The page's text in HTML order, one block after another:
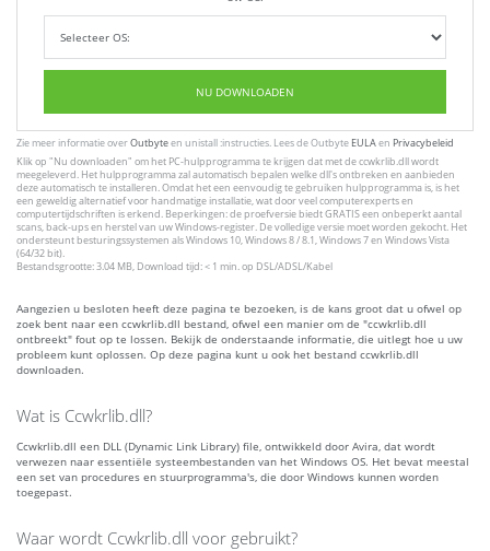
NU DOWNLOADEN
Zie meer informatie overOutbyteen unistall :instructies. Lees de Outbyte EULAen Privacybeleid
Klik op "Nu downloaden" om het PC-hulpprogramma te krijgen dat met de ccwkrlib.dll wordt
meegeleverd. Het hulpprogramma zal automatisch bepalen welke dll's ontbreken en aanbieden
deze automatisch te installeren. Omdat het een eenvoudig te gebruiken hulpprogramma is, is het
een geweldig alternatief voor handmatige installatie, wat door veel computerexperts en
computertijdschriften is erkend. Beperkingen: de proefversie biedt GRATIS een onbeperkt aantal
scans, back-ups en herstel van uw Windows-register. De volledige versie moet worden gekocht. Het
ondersteunt besturingssystemen als Windows 10, Windows 8 / 8.1, Windows 7 en Windows Vista
(64/32 bit).
Bestandsgrootte: 3.04 MB, Download tijd: < 1 min. op DSL/ADSL/Kabel
Aangezien u besloten heeft deze pagina te bezoeken, is de kans groot dat u ofwel op
zoek bent naar een ccwkrlib.dll bestand, ofwel een manier om de "ccwkrlib.dll
ontbreekt" fout op te lossen. Bekijk de onderstaande informatie, die uitlegt hoe u uw
probleem kunt oplossen. Op deze pagina kunt u ook het bestand ccwkrlib.dll
downloaden.
Wat is Ccwkrlib.dll?
Ccwkrlib.dll een DLL (Dynamic Link Library) file, ontwikkeld door Avira, dat wordt
verwezen naar essentiële systeembestanden van het Windows OS. Het bevat meestal
een set van procedures en stuurprogramma's, die door Windows kunnen worden
toegepast.
Waar wordt Ccwkrlib.dll voor gebruikt?